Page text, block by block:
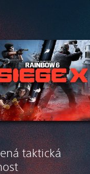
taktická